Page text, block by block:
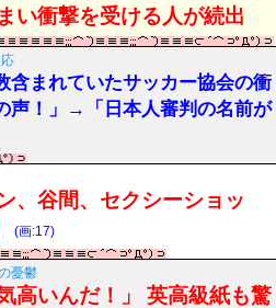
い衝撃を受ける人が続出
含まれていたサッカー協会の衝
声！」→「日本人審判の名前が
谷間、セクシーショッ
(画:17)
憂鬱
高いんだ！」 英高級紙も驚